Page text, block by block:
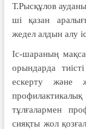
Т.Рысқұлов
ші қазан
жедел алдын алу
Іс-шараның
орындарда
ескерту және
тұлғалармен
сияқты жол